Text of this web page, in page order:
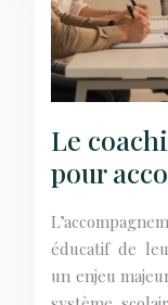
Le
pour
éducatif de
un enjeu